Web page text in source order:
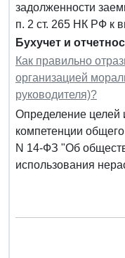
задолженности
п. 2 ст. 265 НК РФ к
Бухучет и
Как правильно
организацией
руководителя)?
Определение целей
компетенции
N 14-ФЗ "Об
использования